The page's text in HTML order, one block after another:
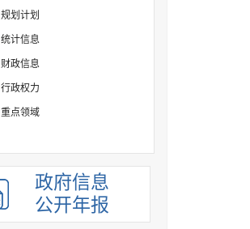
规划计划
统计信息
财政信息
行政权力
重点领域
政府信息
公开年报